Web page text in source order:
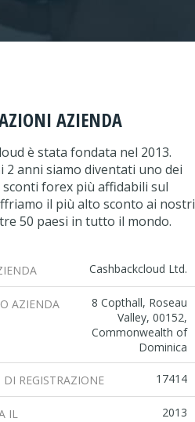
AZIENDA
è stata fondata nel 2013.
2 anni siamo diventati uno dei
forex più affidabili sul
il più alto sconto ai nostri
50 paesi in tutto il mondo.
Cashbackcloud Ltd.
AZIENDA
8 Copthall, Roseau
Valley, 00152,
Commonwealth of
Dominica
DI REGISTRAZIONE 17414
IL 2013